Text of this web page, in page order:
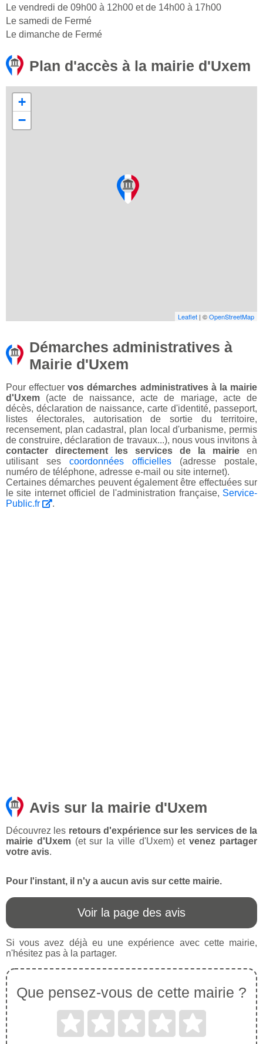
Le vendredi de 09h00 à 12h00 et de 14h00 à 17h00
Le samedi de Fermé
Le dimanche de Fermé
Plan d'accès à la mairie d'Uxem
+
−
Leaflet | ©OpenStreetMap
Démarches administratives à
Mairie d'Uxem
Pour effectuervos démarches administratives à la mairie
d'Uxem (acte de naissance, acte de mariage, acte de
décès, déclaration de naissance, carte d'identité, passeport,
listes électorales, autorisation de sortie du territoire,
recensement, plan cadastral, plan local d'urbanisme, permis
de construire, déclaration de travaux...), nous vous invitons à
contacter directement les services de la mairie en
utilisant ses coordonnées officielles (adresse postale,
numéro de téléphone, adresse e-mail ou site internet).
Certaines démarches peuvent également être effectuées sur
le site internet officiel de l'administration française, Service-
Public.fr
.
Avis sur la mairie d'Uxem
Découvrez les retours d'expérience sur les services de la
mairie d'Uxem(et sur la ville d'Uxem) etvenez partager
votre avis.
Pour l'instant, il n'y a aucun avis sur cette mairie.
Voir la page des avis
Si vous avez déjà eu une expérience avec cette mairie,
n'hésitez pas à la partager.
Que pensez-vous de cette mairie ?